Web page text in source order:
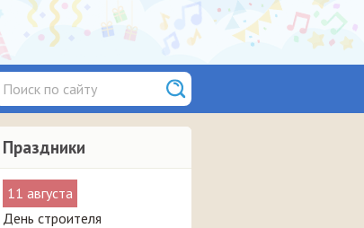
Праздники
11 августа
День строителя